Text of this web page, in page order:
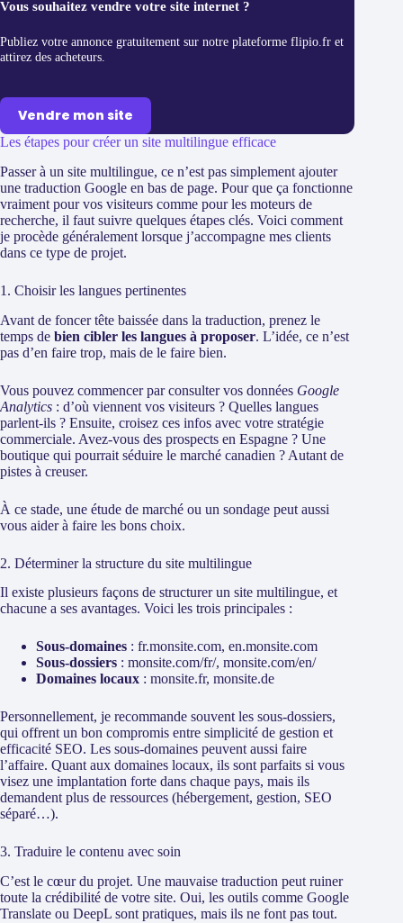
Vous souhaitez vendre votre site internet ?
Publiez votre annonce gratuitement sur notre plateforme flipio.fr et
attirez des acheteurs.
Vendre mon site
Les étapes pour créer un site multilingue efficace
Passer à un site multilingue, ce n’est pas simplement ajouter
une traduction Google en bas de page. Pour que ça fonctionne
vraiment pour vos visiteurs comme pour les moteurs de
recherche, il faut suivre quelques étapes clés. Voici comment
je procède généralement lorsque j’accompagne mes clients
dans ce type de projet.
1. Choisir les langues pertinentes
Avant de foncer tête baissée dans la traduction, prenez le
temps de bien cibler les langues à proposer. L’idée, ce n’est
pas d’en faire trop, mais de le faire bien.
Vous pouvez commencer par consulter vos données Google
Analytics : d’où viennent vos visiteurs ? Quelles langues
parlent-ils ? Ensuite, croisez ces infos avec votre stratégie
commerciale. Avez-vous des prospects en Espagne ? Une
boutique qui pourrait séduire le marché canadien ? Autant de
pistes à creuser.
À ce stade, une étude de marché ou un sondage peut aussi
vous aider à faire les bons choix.
2. Déterminer la structure du site multilingue
Il existe plusieurs façons de structurer un site multilingue, et
chacune a ses avantages. Voici les trois principales :
Sous-domaines : fr.monsite.com, en.monsite.com
Sous-dossiers : monsite.com/fr/, monsite.com/en/
Domaines locaux : monsite.fr, monsite.de
Personnellement, je recommande souvent les sous-dossiers,
qui offrent un bon compromis entre simplicité de gestion et
efficacité SEO. Les sous-domaines peuvent aussi faire
l’affaire. Quant aux domaines locaux, ils sont parfaits si vous
visez une implantation forte dans chaque pays, mais ils
demandent plus de ressources (hébergement, gestion, SEO
séparé…).
3. Traduire le contenu avec soin
C’est le cœur du projet. Une mauvaise traduction peut ruiner
toute la crédibilité de votre site. Oui, les outils comme Google
Translate ou DeepL sont pratiques, mais ils ne font pas tout.